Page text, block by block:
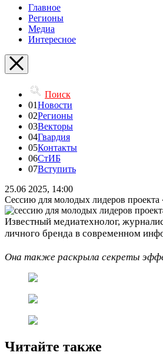
Главное
Регионы
Медиа
Интересное
Поиск
01Новости
02Регионы
03Векторы
04Гвардия
05Контакты
06СтИБ
07Вступить
25.06 2025, 14:00
Сессию для молодых лидеров проекта
Известный медиатехнолог,
личного бренда в современном
Она также раскрыла секреты
Читайте также